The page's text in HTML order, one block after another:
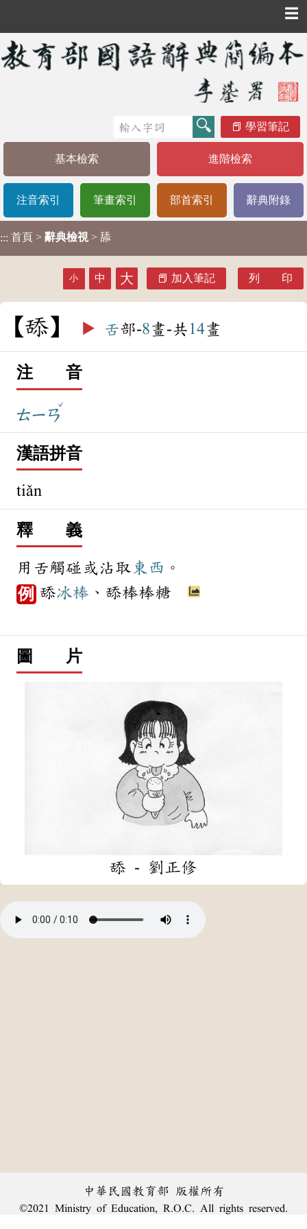
☰
學習筆記
基本檢索 進階檢索
注音索引 筆畫索引 部首索引 辭典附錄
::: 首頁 > 辭典檢視 > 舔
小 中 大 加入筆記 列 印
舔 ▶️ 舌部-8畫-共 14畫
注 音
ㄊㄧㄢ
ˇ
漢語拼音
tiǎn
釋 義
用舌觸碰或沾取 東西 。
例 舔冰棒、舔棒棒糖
圖 片
舔 - 劉正修
中華民國教育部 版權所有
©2021 Ministry of Education, R.O.C. All rights reserved.